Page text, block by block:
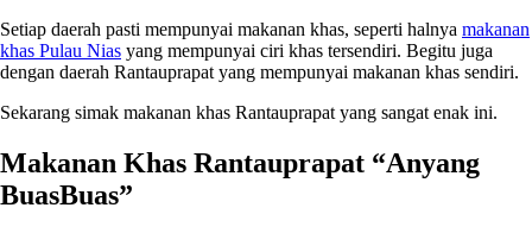
Setiap daerah pasti mempunyai makanan khas, seperti halnya makanan
khas Pulau Nias yang mempunyai ciri khas tersendiri. Begitu juga
dengan daerah Rantauprapat yang mempunyai makanan khas sendiri.
Sekarang simak makanan khas Rantauprapat yang sangat enak ini.
Makanan Khas Rantauprapat “Anyang
BuasBuas”